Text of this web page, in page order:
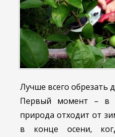
Лучше всего обрезать
Первый момент – в
природа отходит от
в конце осени,